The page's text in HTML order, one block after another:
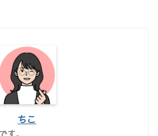
ちこ
す。